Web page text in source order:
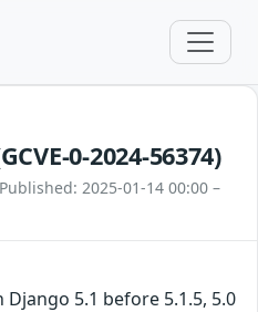
0-2024-56374)
2025-01-14 00:00 –
5.1 before 5.1.5, 5.0